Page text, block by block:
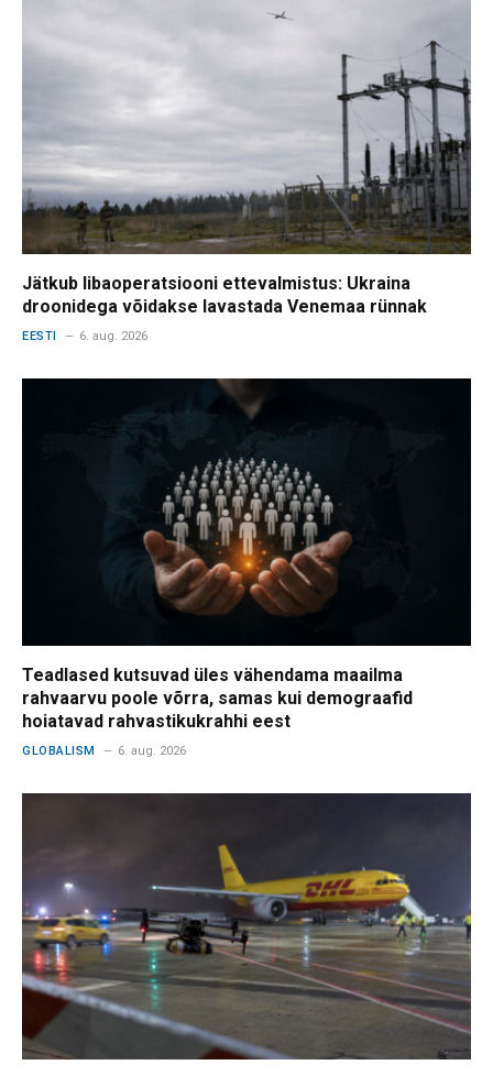
Jätkub libaoperatsiooni ettevalmistus: Ukraina
droonidega võidakse lavastada Venemaa rünnak
EESTI 6. aug. 2026
Teadlased kutsuvad üles vähendama maailma
rahvaarvu poole võrra, samas kui demograafid
hoiatavad rahvastikukrahhi eest
GLOBALISM 6. aug. 2026